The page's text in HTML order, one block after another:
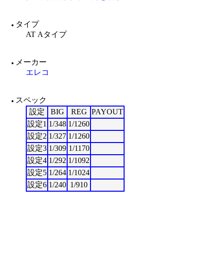
● タイプ
AT Aタイプ
●
メーカー
エレコ
● スペック
設定
BIG REG PAYOUT
設定1 1/348 1/1260
設定2 1/327 1/1260
設定3 1/309 1/1170
設定4 1/292 1/1092
設定5 1/264 1/1024
設定6 1/240 1/910